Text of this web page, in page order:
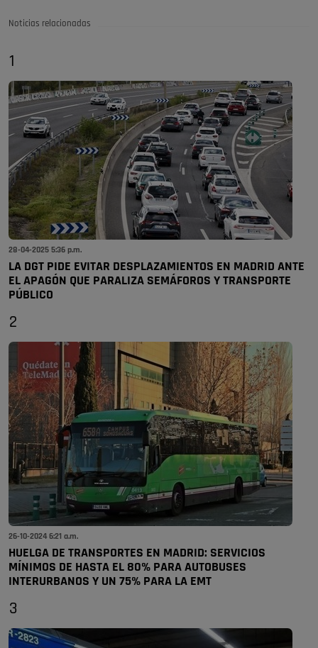
Noticias relacionadas
1
28-04-2025 5:36 p.m.
LA DGT PIDE EVITAR DESPLAZAMIENTOS EN MADRID ANTE
EL APAGÓN QUE PARALIZA SEMÁFOROS Y TRANSPORTE
PÚBLICO
2
26-10-2024 6:21 a.m.
HUELGA DE TRANSPORTES EN MADRID: SERVICIOS
MÍNIMOS DE HASTA EL 80% PARA AUTOBUSES
INTERURBANOS Y UN 75% PARA LA EMT
3